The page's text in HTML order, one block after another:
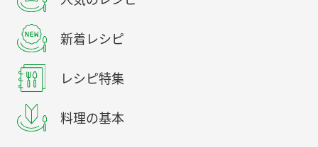
新着レシピ
レシピ特集
料理の基本